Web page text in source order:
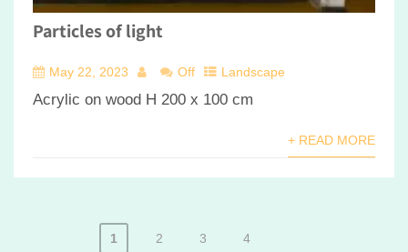
Particles of light
May 22, 2023 Off Landscape
Acrylic on wood H 200 x 100 cm
+ READ MORE
1 2 3 4